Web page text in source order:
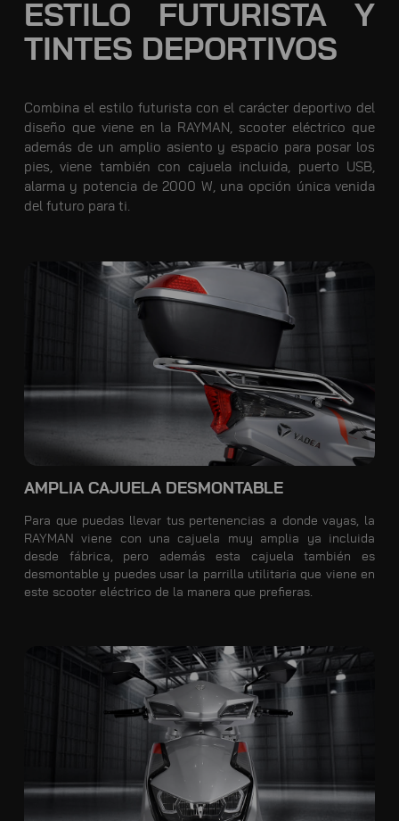
ESTILO FUTURISTA Y
TINTES DEPORTIVOS
Combina el estilo futurista con el carácter deportivo del
diseño que viene en la RAYMAN, scooter eléctrico que
además de un amplio asiento y espacio para posar los
pies, viene también con cajuela incluida, puerto USB,
alarma y potencia de 2000 W, una opción única venida
del futuro para ti.
AMPLIA CAJUELA DESMONTABLE
Para que puedas llevar tus pertenencias a donde vayas, la
RAYMAN viene con una cajuela muy amplia ya incluida
desde fábrica, pero además esta cajuela también es
desmontable y puedes usar la parrilla utilitaria que viene en
este scooter eléctrico de la manera que prefieras.